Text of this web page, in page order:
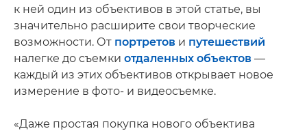
к ней один из объективов в этой статье, вы
значительно расширите свои творческие
возможности. От портретов и путешествий
налегке до съемки отдаленных объектов —
каждый из этих объективов открывает новое
измерение в фото- и видеосъемке.
«Даже простая покупка нового объектива